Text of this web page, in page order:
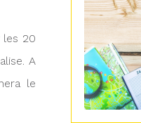
les 20
A
le